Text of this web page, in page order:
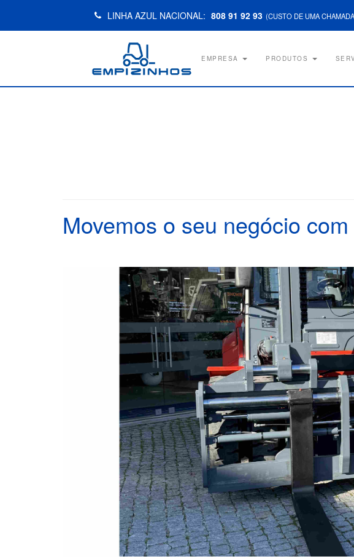
LINHA AZUL NACIONAL: 808 91 92 93 (CUSTO DE UMA
EMPRESA PRODUTOS
Movemos o seu negócio